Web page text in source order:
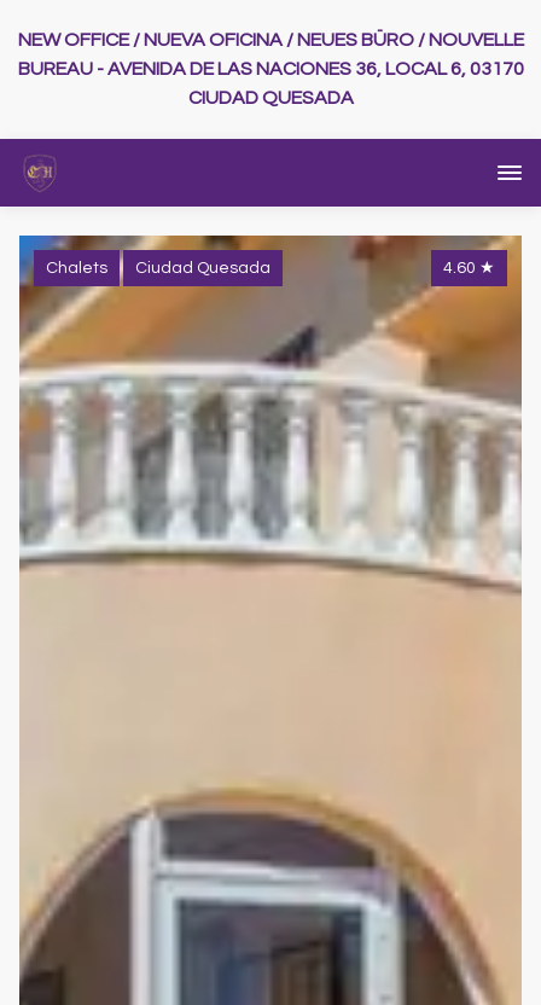
NEW OFFICE / NUEVA OFICINA / NEUES BÜRO / NOUVELLE
BUREAU - AVENIDA DE LAS NACIONES 36, LOCAL 6, 03170
CIUDAD QUESADA
4.60 ★
Chalets Ciudad Quesada